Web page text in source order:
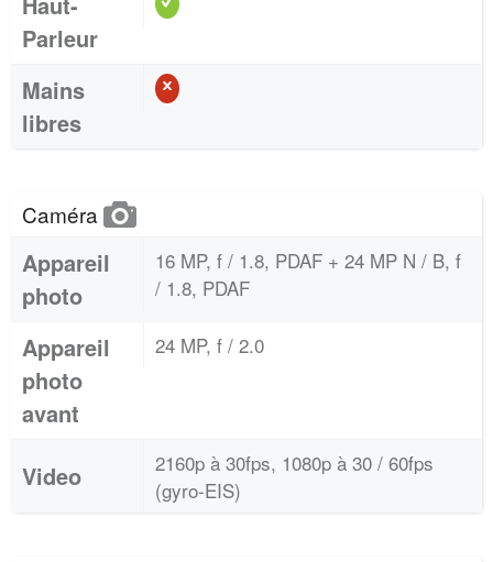
Parleur
Mains
libres
Caméra
Appareil
photo
16 MP, f / 1.8, PDAF + 24 MP N / B, f
/ 1.8, PDAF
Appareil
photo
avant
24 MP, f / 2.0
Video
2160p à 30fps, 1080p à 30 / 60fps
(gyro-EIS)